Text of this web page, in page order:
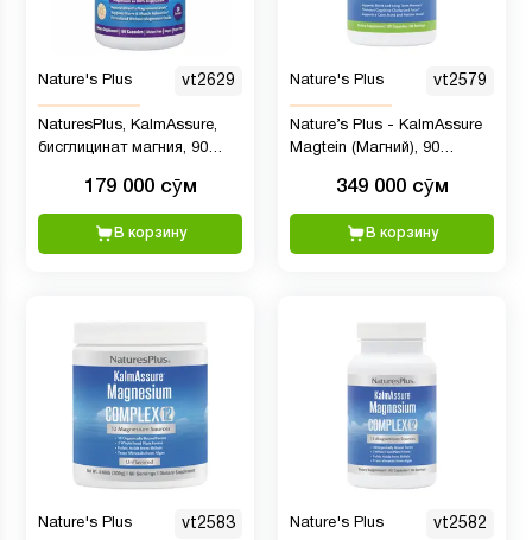
Nature's Plus vt2629
NaturesPlus, KalmAssure,
бисглицинат магния, 90
179 000 сӯм
В корзину
Nature's Plus vt2579
Nature’s Plus - KalmAssure
Magtein (Магний), 90
349 000 сӯм
В корзину
Nature's Plus vt2583 Nature's Plus vt2582